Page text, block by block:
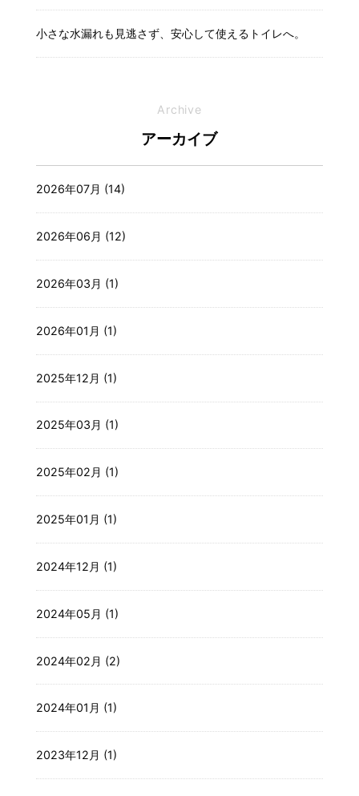
小さな水漏れも見逃さず、安心して使えるトイレへ。
Archive
アーカイブ
2026年07月 (14)
2026年06月 (12)
2026年03月 (1)
2026年01月 (1)
2025年12月 (1)
2025年03月 (1)
2025年02月 (1)
2025年01月 (1)
2024年12月 (1)
2024年05月 (1)
2024年02月 (2)
2024年01月 (1)
2023年12月 (1)